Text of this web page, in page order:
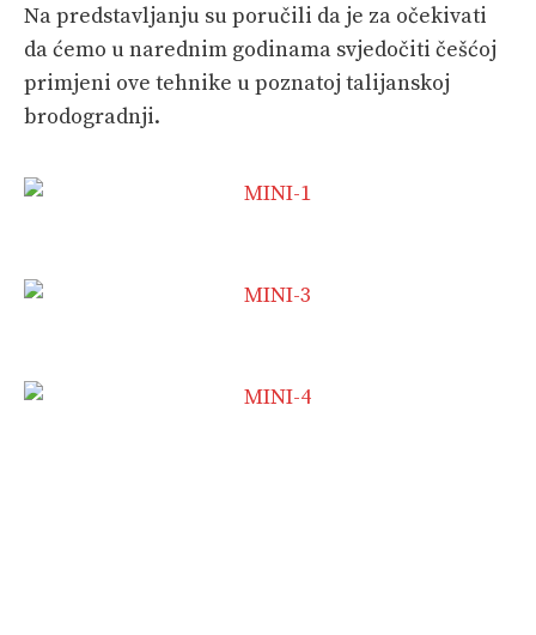
Na predstavljanju su poručili da je za očekivati
da ćemo u narednim godinama svjedočiti češćoj
primjeni ove tehnike u poznatoj talijanskoj
brodogradnji.